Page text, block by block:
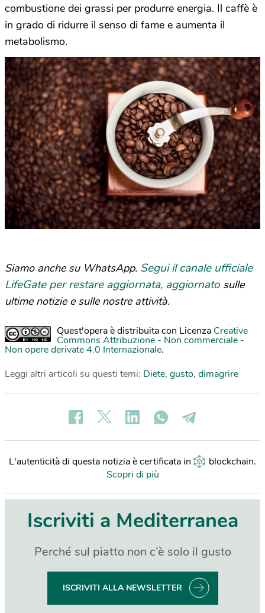
combustione dei grassi per produrre energia. Il caffè è
in grado di ridurre il senso di fame e aumenta il
metabolismo.
Siamo anche su WhatsApp. Segui il canale ufficiale
LifeGate per restare aggiornata, aggiornato sulle
ultime notizie e sulle nostre attività.
Quest'opera è distribuita con Licenza Creative
Commons Attribuzione - Non commerciale -
Non opere derivate 4.0 Internazionale.
Leggi altri articoli su questi temi: Diete, gusto, dimagrire
L'autenticità di questa notizia è certificata in blockchain.
Scopri di più
Iscriviti a Mediterranea
Perché sul piatto non c’è solo il gusto
ISCRIVITI ALLA NEWSLETTER